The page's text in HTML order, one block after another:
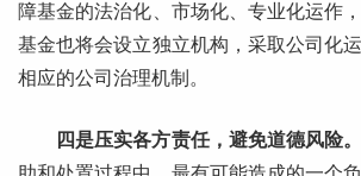
障基金的法治化、市场化、专业化运作
基金也将会设立独立机构，采取公司化
相应的公司治理机制。
四是压实各方责任，避免道德风险。